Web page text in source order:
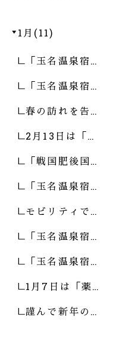
1月(11)
「玉名温泉宿…
「玉名温泉宿…
春の訪れを告…
2月13日は「…
「戦国肥後国…
「玉名温泉宿…
モビリティで…
「玉名温泉宿…
「玉名温泉宿…
1月7日は「薬…
謹んで新年の…